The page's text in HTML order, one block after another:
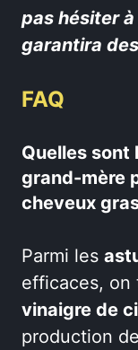
pas hésiter
garantira
FAQ
Quelles sont
grand-mère
cheveux
Parmi les
efficaces, on
vinaigre de
production